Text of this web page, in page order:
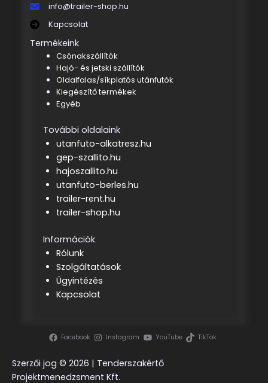
info@trailer-shop.hu
Kapcsolat
Termékeink
Csónakszállítók
Hajó- és jetski szállítók
Oldalfalas/síkplatós utánfutók
Kiegészítő termékek
Egyéb
További oldalaink
utanfuto-alkatresz.hu
gep-szallito.hu
hajoszallito.hu
utanfuto-berles.hu
trailer-rent.hu
trailer-shop.hu
Információk
Rólunk
Szolgáltatások
Ügyintézés
Kapcsolat
Facebook Instagram YouTube TikTok
Szerzői jog © 2026 | Tenderszakértő
Projektmenedzsment Kft.